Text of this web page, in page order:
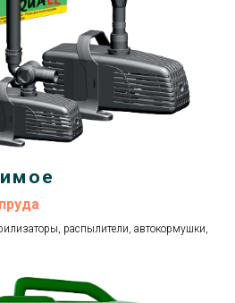
распылители, автокормушки,